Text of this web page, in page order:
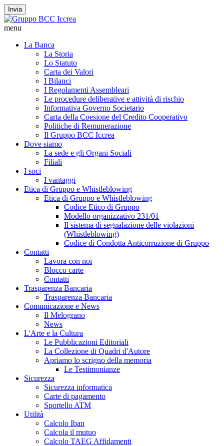
Invia
menu
La Banca
La Storia
Lo Statuto
Carta dei Valori
I Bilanci
I Regolamenti Assembleari
Le procedure deliberative e attività di rischio
Informativa Governo Societario
Carta della Coesione del Credito Cooperativo
Politiche di Remunerazione
Il Gruppo BCC Iccrea
Dove siamo
La sede e gli Organi Sociali
Filiali
I soci
I vantaggi
Etica di Gruppo e Whistleblowing
Etica di Gruppo e Whistleblowing
Codice Etico di Gruppo
Modello organizzativo 231/01
Il sistema di segnalazione delle violazioni
(Whistleblowing)
Codice di Condotta Anticorruzione di Gruppo
Contatti
Lavora con noi
Blocco carte
Contatti
Trasparenza Bancaria
Trasparenza Bancaria
Comunicazione e News
Il Melograno
News
L'Arte e la Cultura
Le Pubblicazioni Editoriali
La Collezione di Quadri d'Autore
Apriamo lo scrigno della memoria
Le Testimonianze
Sicurezza
Sicurezza informatica
Carte di pagamento
Sportello ATM
Utilità
Calcolo Iban
Calcola il mutuo
Calcolo TAEG Affidamenti